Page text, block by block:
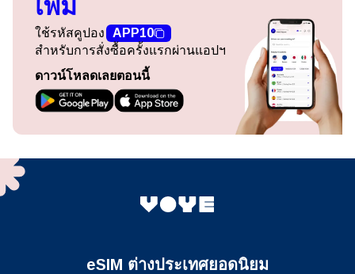
เพิ่ม
ใช้รหัสคูปอง
APP10
สำหรับการสั่งซื้อครั้งแรกผ่านแอปฯ
ดาวน์โหลดเลยตอนนี้
eSIM ต่างประเทศยอดนิยม